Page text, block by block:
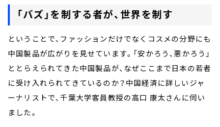
「バズ」を制する者が、世界を制す
ということで、ファッションだけでなくコスメの分野にも
中国製品が広がりを見せています。「安かろう、悪かろう」
ととらえられてきた中国製品が、なぜここまで日本の若者
に受け入れられてきているのか？中国経済に詳しいジャ
ーナリストで、千葉大学客員教授の高口 康太さんに伺い
ました。